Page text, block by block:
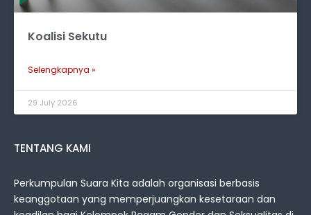
Koalisi Sekutu
Selengkapnya »
29 July 2026
TENTANG KAMI
Perkumpulan Suara Kita adalah organisasi berbasis
keanggotaan yang memperjuangkan kesetaraan dan